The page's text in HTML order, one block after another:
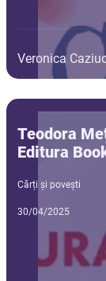
Veronica
Teodora
Editura
Cărți și povești
30/04/2025